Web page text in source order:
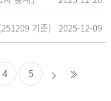
기준) 2025-12-09
4 5